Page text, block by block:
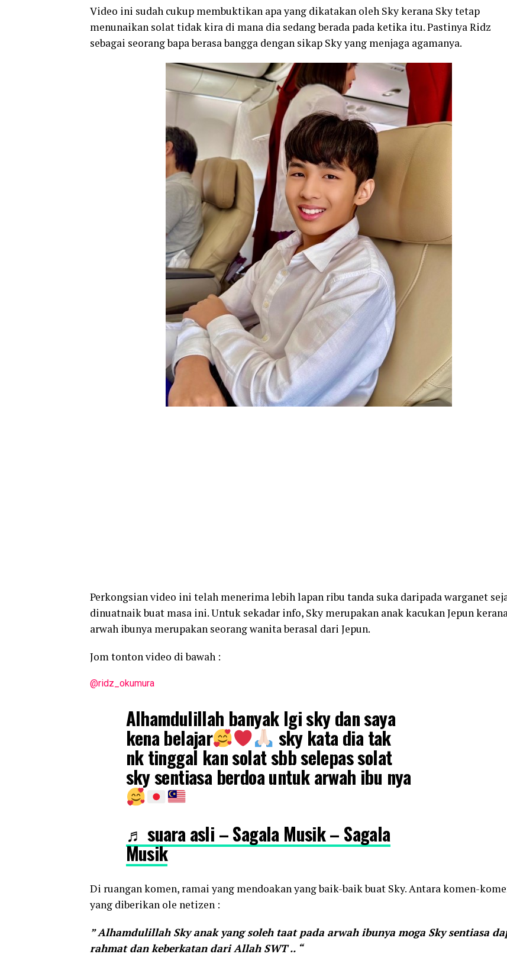
Video ini sudah cukup membuktikan apa yang dikatakan oleh Sky kerana Sky tetap
menunaikan solat tidak kira di mana dia sedang berada pada ketika itu. Pastinya Ridz
sebagai seorang bapa berasa bangga dengan sikap Sky yang menjaga agamanya.
Perkongsian video ini telah menerima lebih lapan ribu tanda suka daripada warganet
dinuatnaik buat masa ini. Untuk sekadar info, Sky merupakan anak kacukan Jepun
arwah ibunya merupakan seorang wanita berasal dari Jepun.
Jom tonton video di bawah :
@ridz_okumura
Alhamdulillah banyak lgi sky dan saya
kena belajar sky kata dia tak
nk tinggal kan solat sbb selepas solat
sky sentiasa berdoa untuk arwah ibu nya
♬ suara asli – Sagala Musik – Sagala
Musik
Di ruangan komen, ramai yang mendoakan yang baik-baik buat Sky. Antara komen-
yang diberikan ole netizen :
” Alhamdulillah Sky anak yang soleh taat pada arwah ibunya moga Sky sentiasa
rahmat dan keberkatan dari Allah SWT .. “